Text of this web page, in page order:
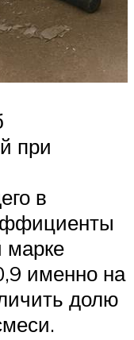
при
в
марке
именно на
долю